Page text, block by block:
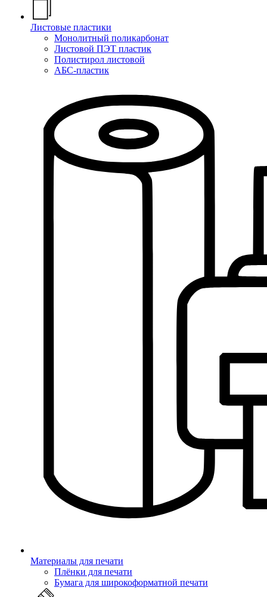
Листовые пластики
Монолитный поликарбонат
Листовой ПЭТ пластик
Полистирол листовой
АБС-пластик
Материалы для печати
Плёнки для печати
Бумага для широкоформатной печати